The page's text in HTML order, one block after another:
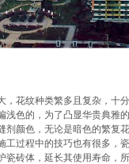
，花纹种类繁多且复杂，十
浅色的，为了凸显华贵典雅
剂颜色，无论是暗色的繁复
工过程中的技巧也有很多，
瓷砖体，延长其使用寿命，